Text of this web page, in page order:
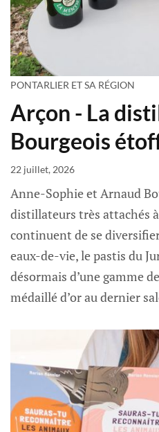
PONTARLIER ET SA RÉGION
Arçon - La
Bourgeois
22 juillet, 2026
Anne-Sophie et Arnaud
distillateurs très attachés
continuent de se
eaux-de-vie, le pastis du
désormais d’une gamme
médaillé d’or au dernier